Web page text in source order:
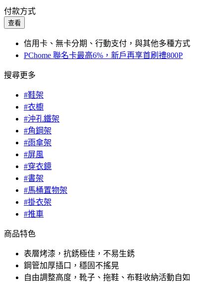
付款方式
查看
信用卡、無卡分期、行動支付，與其他多種方式
PChome 聯名卡最高6%，新戶再享首刷禮800P
搜尋更多
#鞋架
#衣櫥
#沖孔鐵架
#角鋼架
#雨傘架
#屏風
#穿衣鏡
#書架
#馬桶置物架
#掛衣架
#推車
商品特色
表層烤漆，抗銹極佳，不易生銹
鋼管加厚插口，穩固不搖晃
自由調整高度，靴子、拖鞋、布鞋收納活動自如